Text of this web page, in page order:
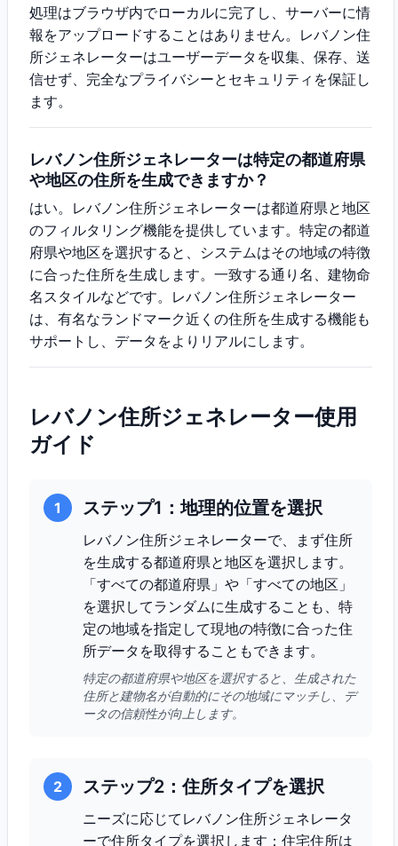
処理はブラウザ内でローカルに完了し、サーバーに情
報をアップロードすることはありません。レバノン住
所ジェネレーターはユーザーデータを収集、保存、送
信せず、完全なプライバシーとセキュリティを保証し
ます。
レバノン住所ジェネレーターは特定の都道府県
や地区の住所を生成できますか？
はい。レバノン住所ジェネレーターは都道府県と地区
のフィルタリング機能を提供しています。特定の都道
府県や地区を選択すると、システムはその地域の特徴
に合った住所を生成します。一致する通り名、建物命
名スタイルなどです。レバノン住所ジェネレーター
は、有名なランドマーク近くの住所を生成する機能も
サポートし、データをよりリアルにします。
レバノン住所ジェネレーター使用
ガイド
1 ステップ1：地理的位置を選択
レバノン住所ジェネレーターで、まず住所
を生成する都道府県と地区を選択します。
「すべての都道府県」や「すべての地区」
を選択してランダムに生成することも、特
定の地域を指定して現地の特徴に合った住
所データを取得することもできます。
特定の都道府県や地区を選択すると、生成された
住所と建物名が自動的にその地域にマッチし、デ
ータの信頼性が向上します。
2 ステップ2：住所タイプを選択
ニーズに応じてレバノン住所ジェネレータ
ーで住所タイプを選択します：住宅住所は